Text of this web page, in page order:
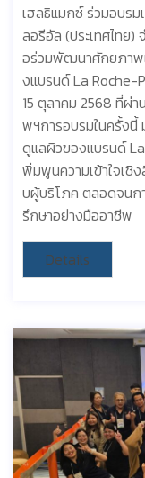
เฮลธิแมกซ์ ร่วมอบรม
ลอรีอัล (ประเทศไทย)
อร่วมพัฒนาศักยภาพ
งแบรนด์ La Roche-
15 ตุลาคม 2568 ที่ผ่
พฯการอบรมในครั้ง
ดูแลผิวของแบรนด์
พิ่มพูนความเข้าใจเชิ
บผู้บริโภค ตลอดจนก
รึกษาอย่างมืออาชีพ
Details